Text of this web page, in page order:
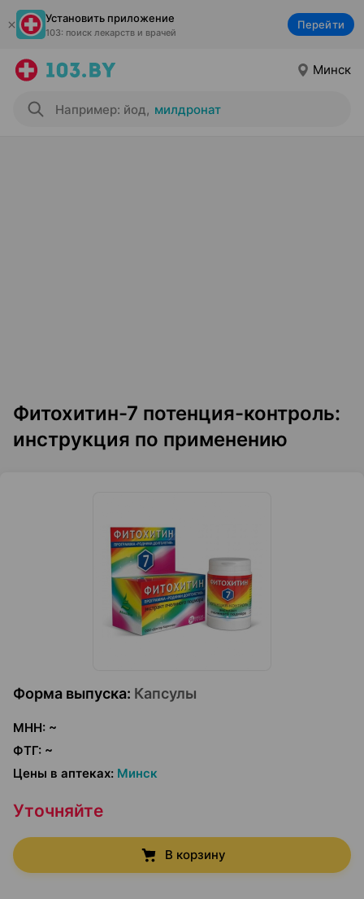
Установить приложение
103: поиск лекарств и врачей
Перейти
Минск
Например: йод, милдронат
Фитохитин-7 потенция-контроль:
инструкция по применению
Форма выпуска: Капсулы
МНН: ~
ФТГ: ~
Цены в аптеках: Минск
Уточняйте
В корзину